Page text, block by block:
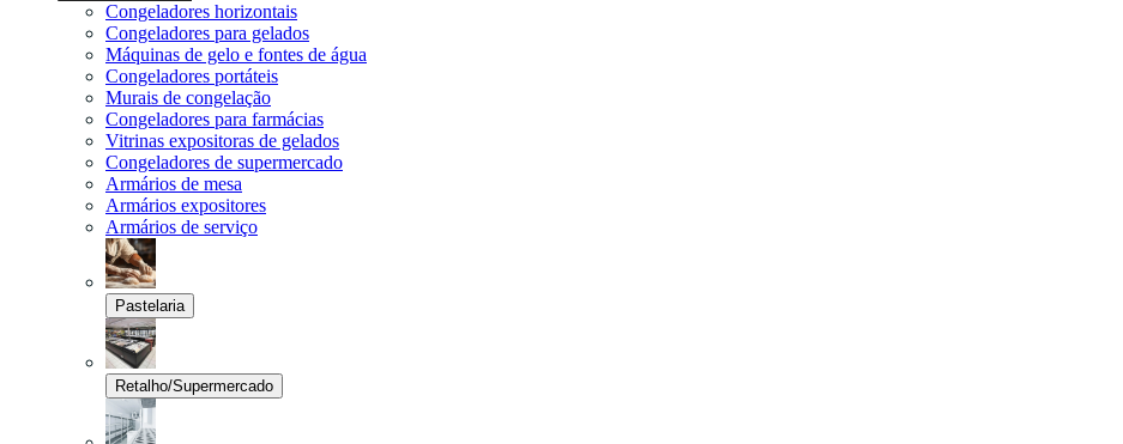
Congeladores horizontais
Congeladores para gelados
Máquinas de gelo e fontes de água
Congeladores portáteis
Murais de congelação
Congeladores para farmácias
Vitrinas expositoras de gelados
Congeladores de supermercado
Armários de mesa
Armários expositores
Armários de serviço
Pastelaria
Retalho/Supermercado